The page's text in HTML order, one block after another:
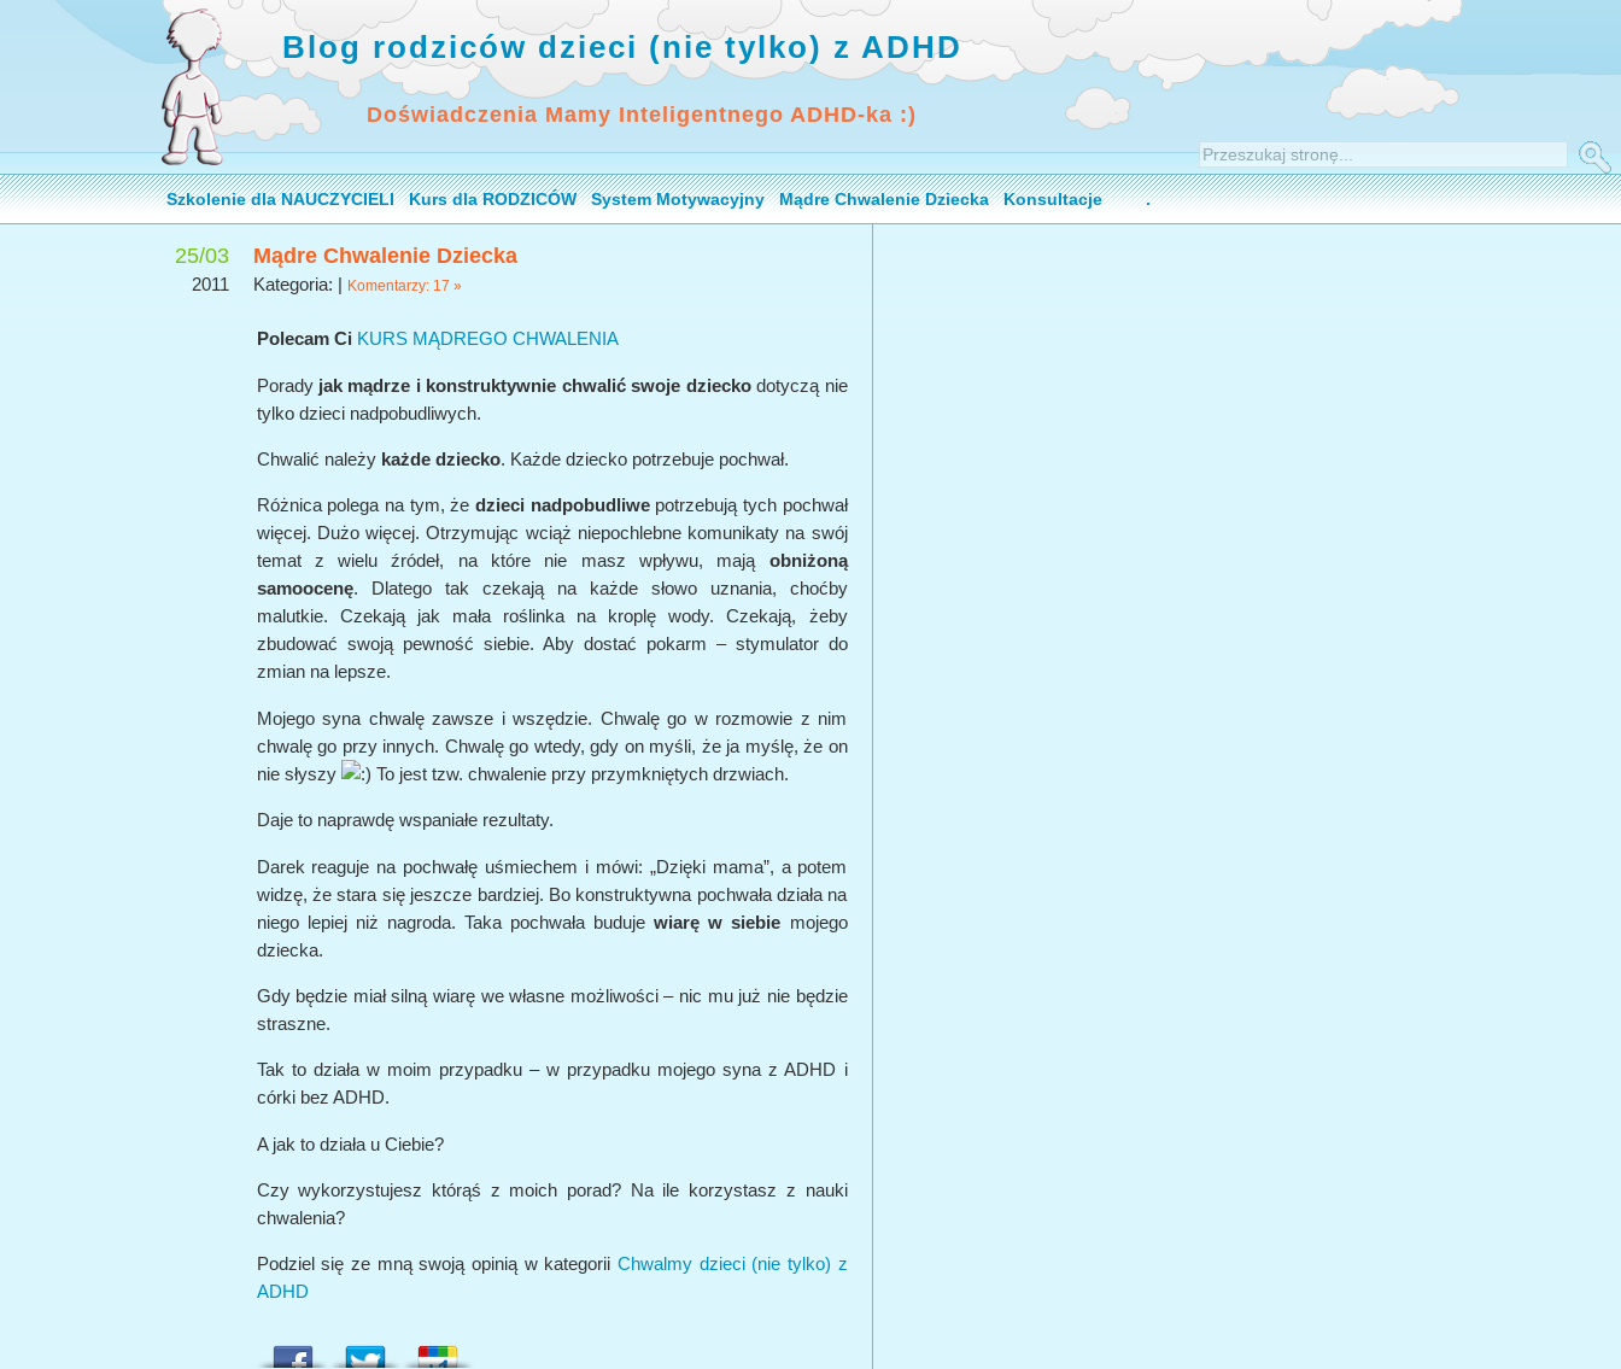
Blog rodziców dzieci (nie tylko) z ADHD
Doświadczenia Mamy Inteligentnego ADHD-ka :)
Szkolenie dla NAUCZYCIELI Kurs dla RODZICÓW System Motywacyjny Mądre Chwalenie Dziecka Konsultacje .
25/03
2011
Mądre Chwalenie Dziecka
Kategoria: | Komentarzy: 17 »
Polecam Ci KURS MĄDREGO CHWALENIA
Porady jak mądrze i konstruktywnie chwalić swoje dzieckodotyczą nie
tylko dzieci nadpobudliwych.
Chwalić należy każde dziecko. Każde dziecko potrzebuje pochwał.
Różnica polega na tym, że dzieci nadpobudliwepotrzebują tych pochwał
więcej. Dużo więcej. Otrzymując wciąż niepochlebne komunikaty na swój
temat z wielu źródeł, na które nie masz wpływu, mają obniżoną
samoocenę. Dlatego tak czekają na każde słowo uznania, choćby
malutkie. Czekają jak mała roślinka na kroplę wody. Czekają, żeby
zbudować swoją pewność siebie. Aby dostać pokarm – stymulator do
zmian na lepsze.
Mojego syna chwalę zawsze i wszędzie. Chwalę go w rozmowie z nim
chwalę go przy innych. Chwalę go wtedy, gdy on myśli, że ja myślę, że on
nie słyszy
To jest tzw. chwalenie przy przymkniętych drzwiach.
Daje to naprawdę wspaniałe rezultaty.
Darek reaguje na pochwałę uśmiechem i mówi: „Dzięki mama”, a potem
widzę, że stara się jeszcze bardziej. Bo konstruktywna pochwała działa na
niego lepiej niż nagroda. Taka pochwała budujewiarę w siebie mojego
dziecka.
Gdy będzie miał silną wiarę we własne możliwości – nic mu już nie będzie
straszne.
Tak to działa w moim przypadku – w przypadku mojego syna z ADHD i
córki bez ADHD.
A jak to działa u Ciebie?
Czy wykorzystujesz którąś z moich porad? Na ile korzystasz z nauki
chwalenia?
Podziel się ze mną swoją opinią w kategorii Chwalmy dzieci (nie tylko) z
ADHD